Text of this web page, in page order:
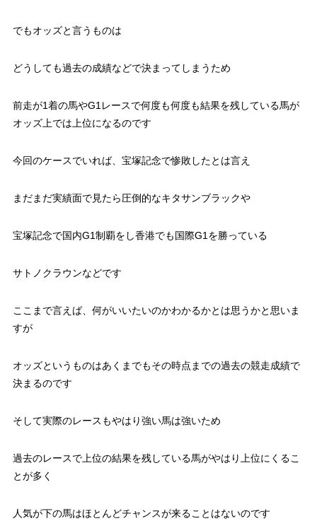
でもオッズと言うものは
どうしても過去の成績などで決まってしまうため
前走が1着の馬やG1レースで何度も何度も結果を残している馬が
オッズ上では上位になるのです
今回のケースでいれば、宝塚記念で惨敗したとは言え
まだまだ実績面で見たら圧倒的なキタサンブラックや
宝塚記念で国内G1制覇をし香港でも国際G1を勝っている
サトノクラウンなどです
ここまで言えば、何がいいたいのかわかるかとは思うかと思いま
すが
オッズというものはあくまでもその時点までの過去の競走成績で
決まるのです
そして実際のレースもやはり強い馬は強いため
過去のレースで上位の結果を残している馬がやはり上位にくるこ
とが多く
人気が下の馬はほとんどチャンスが来ることはないのです